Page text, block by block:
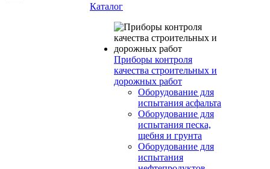
Каталог
Приборы контроля
качества строительных и
дорожных работ
Оборудование для
испытания асфальта
Оборудование для
испытания песка,
щебня и грунта
Оборудование для
испытания